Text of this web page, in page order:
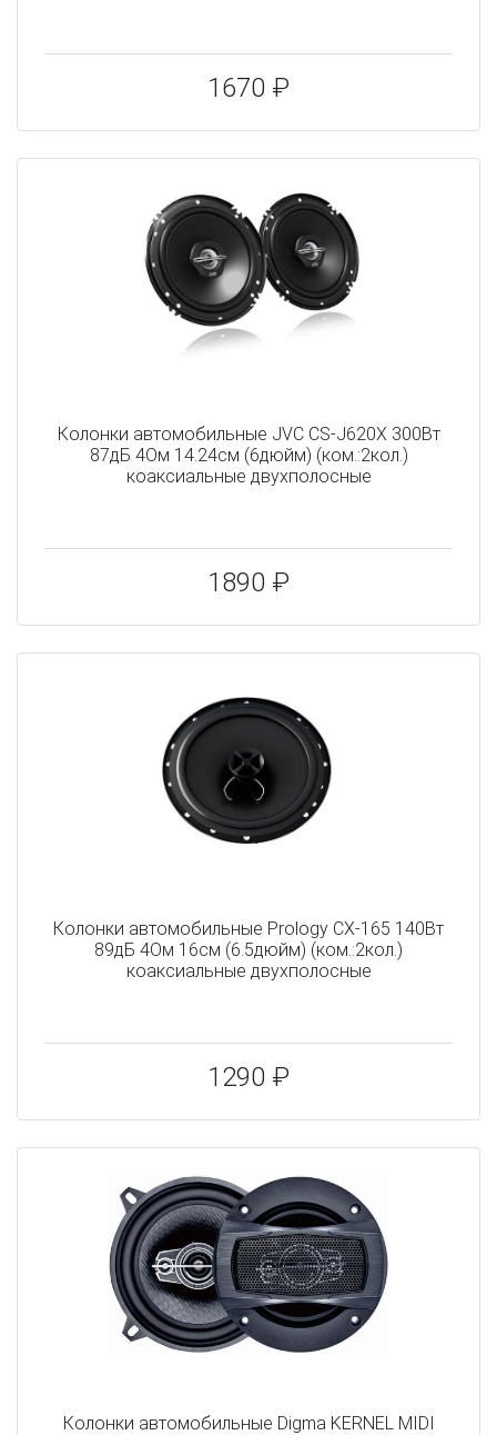
1670 ₽
Колонки автомобильные JVC CS-J620X 300Вт
87дБ 4Ом 14.24см (6дюйм) (ком.:2кол.)
коаксиальные двухполосные
1890 ₽
Колонки автомобильные Prology CX-165 140Вт
89дБ 4Ом 16см (6.5дюйм) (ком.:2кол.)
коаксиальные двухполосные
1290 ₽
Колонки автомобильные Digma KERNEL MIDI